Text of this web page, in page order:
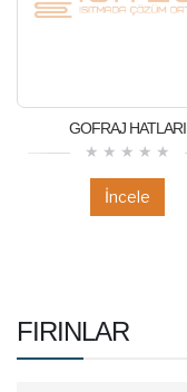
GOFRAJ HATLARI
İncele
FIRINLAR